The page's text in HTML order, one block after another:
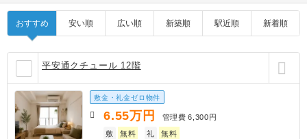
おすすめ 安い順 広い順 新築順 駅近順 新着順
平安通クチュール 12階
敷金・礼金ゼロ物件
6.55万円 管理費 6,300円
敷
無料 礼 無料